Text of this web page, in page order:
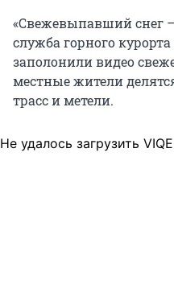
«Свежевыпавший снег
служба горного курорта
заполонили видео
местные жители
трасс и метели.
Не удалось загрузить